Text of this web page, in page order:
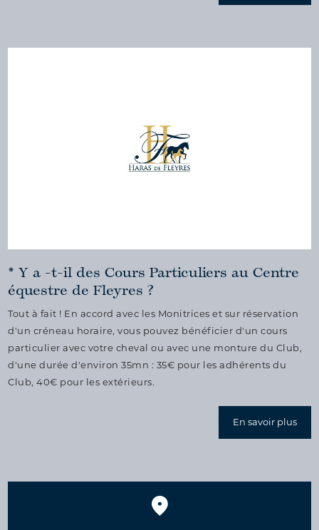
* Y a -t-il des Cours Particuliers au Centre
équestre de Fleyres ?
Tout à fait ! En accord avec les Monitrices et sur réservation
d'un créneau horaire, vous pouvez bénéficier d'un cours
particulier avec votre cheval ou avec une monture du Club,
d'une durée d'environ 35mn : 35€ pour les adhérents du
Club, 40€ pour les extérieurs.
En savoir plus